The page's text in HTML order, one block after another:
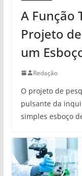
A Função
Projeto
um
Redação
O projeto de
pulsante da
simples esboço